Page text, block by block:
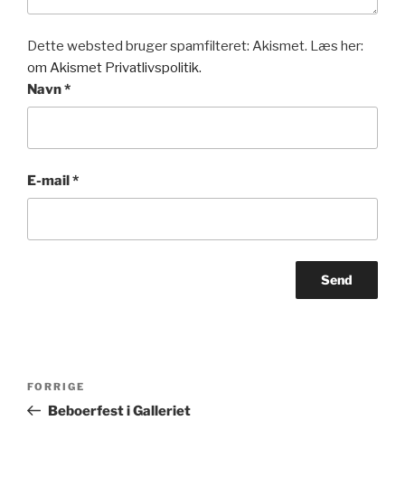
Dette websted bruger spamfilteret: Akismet. Læs her:
om Akismet Privatlivspolitik.
Navn*
E-mail*
Indlægsnavigation
Forrige
indlæg
FORRIGE
Beboerfest i Galleriet